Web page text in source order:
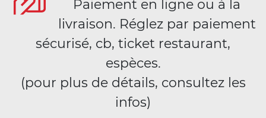
Paiement en ligne ou à la
livraison. Réglez par paiement
sécurisé, cb, ticket restaurant,
espèces.
(pour plus de détails, consultez les
infos)